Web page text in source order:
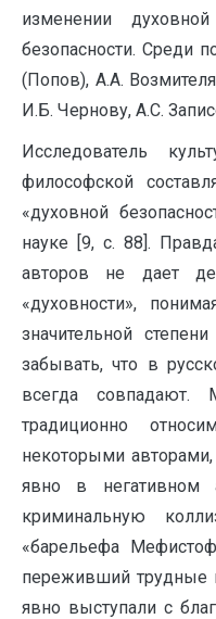
изменении
безопасности. Среди
(Попов), А.А.
И.Б. Чернову, А.С.
Исследователь
философской
«духовной
науке [9, c. 88].
авторов не дает
«духовности»,
значительной
забывать, что в
всегда совпадают.
традиционно
некоторыми
явно в негативном
криминальную
«барельефа
переживший трудные
явно выступали с